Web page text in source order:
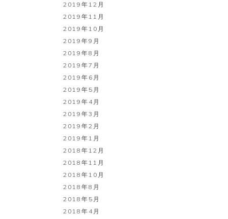
2019年12月
2019年11月
2019年10月
2019年9月
2019年8月
2019年7月
2019年6月
2019年5月
2019年4月
2019年3月
2019年2月
2019年1月
2018年12月
2018年11月
2018年10月
2018年8月
2018年5月
2018年4月